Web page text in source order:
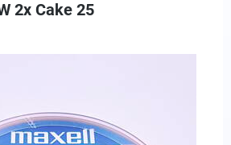
2x Cake 25